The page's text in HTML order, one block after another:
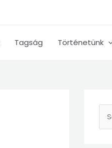
Tagság Történetünk